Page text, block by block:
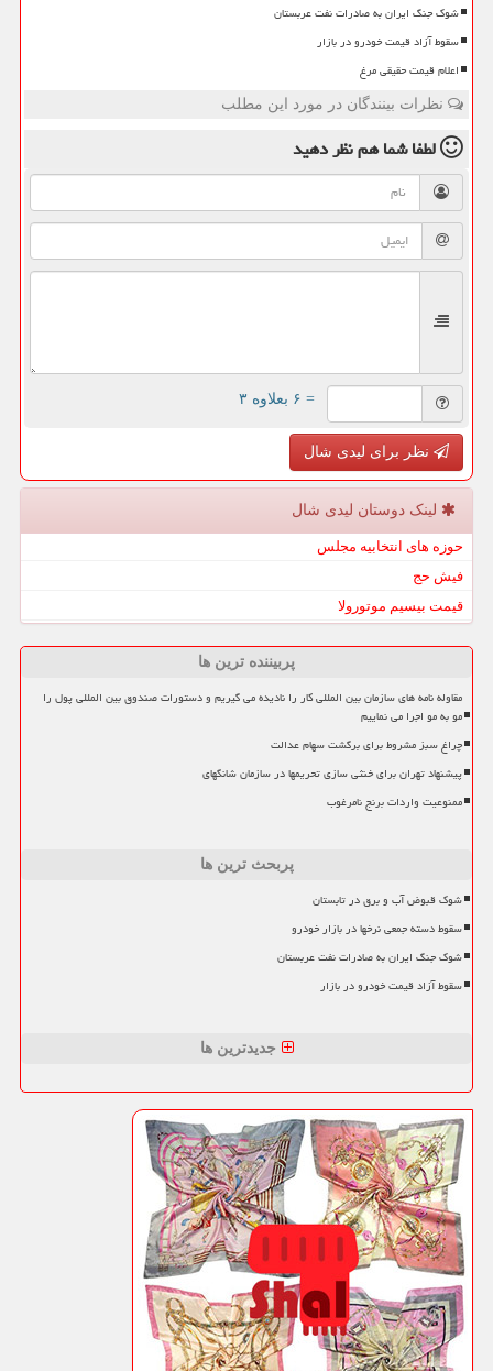
شوک جنگ ایران به صادرات نفت عربستان
سقوط آزاد قیمت خودرو در بازار
اعلام قیمت حقیقی مرغ
نظرات بینندگان در مورد این مطلب
لطفا شما همنظر دهید
= ۶ بعلاوه ۳
نظر برای لیدی شال
لینک دوستان لیدی شال
حوزه های انتخابیه مجلس
فیش حج
قیمت بیسیم موتورولا
پربیننده ترین ها
مقاوله نامه های سازمان بین المللی کار را نادیده می گیریم و دستورات صندوق بین المللی پول را
مو به مو اجرا می نماییم
چراغ سبز مشروط برای برگشت سهام عدالت
پیشنهاد تهران برای خنثی سازی تحریمها در سازمان شانگهای
ممنوعیت واردات برنج نامرغوب
پربحث ترین ها
شوک قبوض آب و برق در تابستان
سقوط دسته جمعی نرخها در بازار خودرو
شوک جنگ ایران به صادرات نفت عربستان
سقوط آزاد قیمت خودرو در بازار
جدیدترین ها